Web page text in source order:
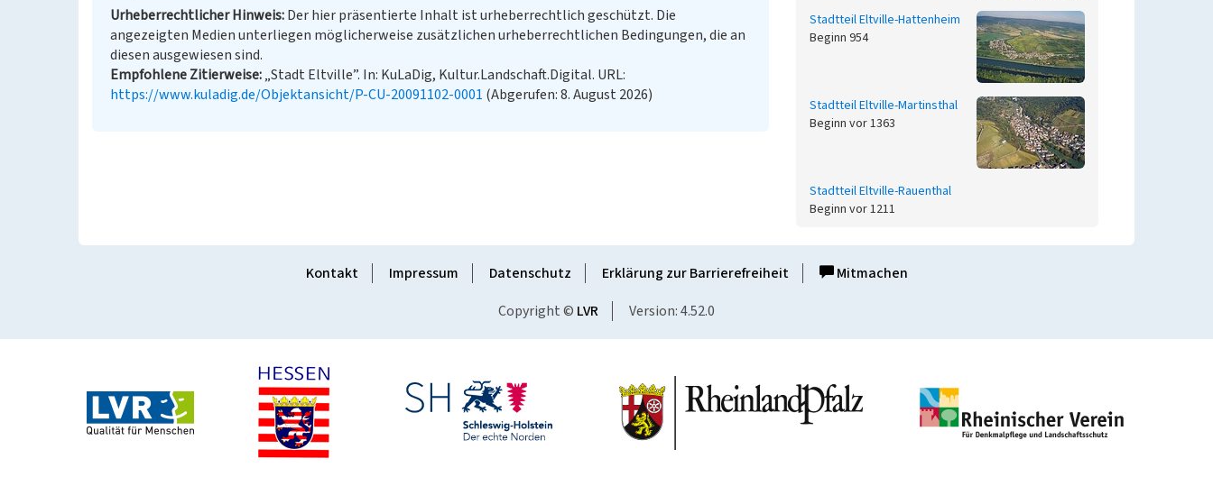
Urheberrechtlicher Hinweis Der hier präsentierte Inhalt ist urheberrechtlich geschützt. Die
angezeigten Medien unterliegen möglicherweise zusätzlichen urheberrechtlichen Bedingungen, die an
diesen ausgewiesen sind.
Empfohlene Zitierweise „Stadt Eltville”. In: KuLaDig, Kultur.Landschaft.Digital. URL:
https://www.kuladig.de/Objektansicht/P-CU-20091102-0001 (Abgerufen: 8. August 2026)
Stadtteil Eltville-Hattenheim
Beginn 954
Stadtteil Eltville-Martinsthal
Beginn vor 1363
Stadtteil Eltville-Rauenthal
Beginn vor 1211
Kontakt Impressum Datenschutz Erklärung zur Barrierefreiheit
Mitmachen
Copyright © LVR Version: 4.52.0